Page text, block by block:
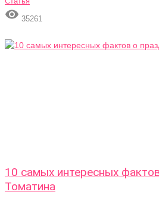
 35261
10 самых интересных
Томатина